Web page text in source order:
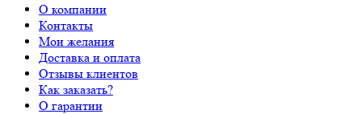
О компании
Контакты
Мои желания
Доставка и оплата
Отзывы клиентов
Как заказать?
О гарантии